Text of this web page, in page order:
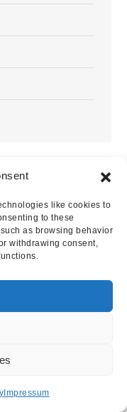
like cookies to
to these
as browsing behavior
withdrawing consent,
Impressum
Geppert